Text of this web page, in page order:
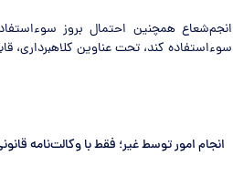
انجم‌شعاع همچنین احتمال بروز
سوءاستفاده کند، تحت عناوین کلاهبرداری،
انجام امور توسط غیر؛ فقط با وکالت‌نامه